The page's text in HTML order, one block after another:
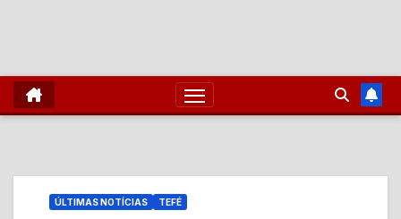
ÚLTIMAS NOTÍCIAS TEFÉ